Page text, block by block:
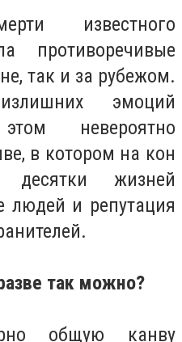
известного
противоречивые
так и за рубежом.
эмоций
невероятно
в котором на кон
десятки жизней
людей и репутация
так можно?
общую канву